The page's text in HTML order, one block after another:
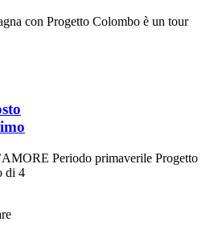
con Progetto Colombo è un tour
Periodo primaverile Progetto
di 4